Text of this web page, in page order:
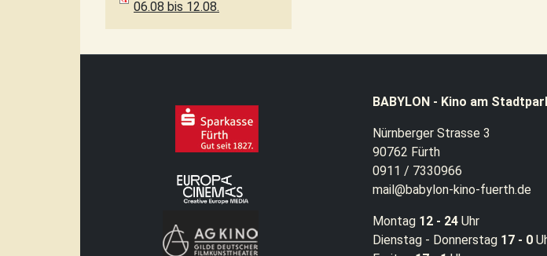
06.08 bis 12.08.
BABYLON - Kino am
Nürnberger Strasse 3
90762 Fürth
0911 / 7330966
mail@babylon-kino-fuerth.de
Montag 12 - 24 Uhr
Dienstag - Donnerstag 17 - 0